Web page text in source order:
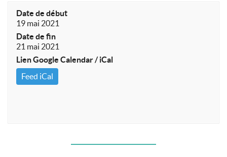
Date de début
19 mai 2021
Date de fin
21 mai 2021
Lien Google Calendar / iCal
Feed iCal